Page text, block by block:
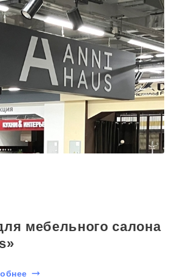
мебельного салона